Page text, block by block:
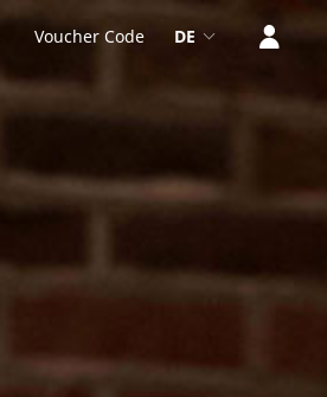
Voucher Code DE